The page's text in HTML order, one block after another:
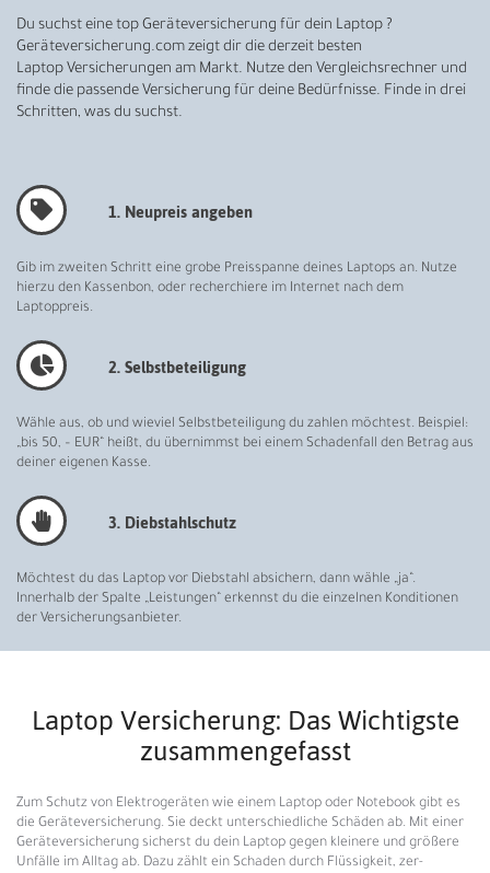
Du suchst eine top Geräteversicherung für dein Laptop ?
Geräteversicherung.com zeigt dir die derzeit besten
Laptop Versicherungen am Markt. Nutze den Vergleichsrechner und
finde die passende Versicherung für deine Bedürfnisse. Finde in drei
Schritten, was du suchst.
1. Neupreis angeben
Gib im zweiten Schritt eine grobe Preisspanne deines Laptops an. Nutze
hierzu den Kassenbon, oder recherchiere im Internet nach dem
Laptoppreis.
2. Selbstbeteiligung
Wähle aus, ob und wieviel Selbstbeteiligung du zahlen möchtest. Beispiel:
„bis 50, – EUR“ heißt, du übernimmst bei einem Schadenfall den Betrag aus
deiner eigenen Kasse.
3. Diebstahlschutz
Möchtest du das Laptop vor Diebstahl absichern, dann wähle „ja“.
Innerhalb der Spalte „Leistungen“ erkennst du die einzelnen Konditionen
der Versicherungsanbieter.
Laptop Versicherung: Das Wichtigste
zusammengefasst
Zum Schutz von Elektrogeräten wie einem Laptop oder Notebook gibt es
die Geräteversicherung. Sie deckt unterschiedliche Schäden ab. Mit einer
Geräteversicherung sicherst du dein Laptop gegen kleinere und größere
Unfälle im Alltag ab. Dazu zählt ein Schaden durch Flüssig­keit, zer­